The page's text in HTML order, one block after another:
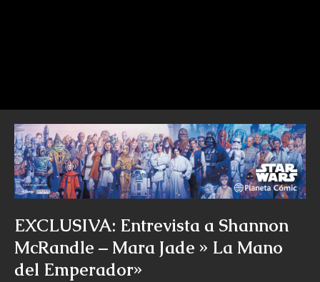
EXCLUSIVA: Entrevista a Shannon
McRandle – Mara Jade » La Mano
del Emperador»